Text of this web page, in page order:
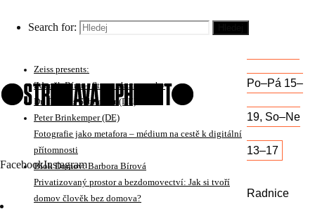
Search for:
FacebookInstagram
Po–Pá 15–
19, So–Ne
13–17
Radnice
On subjective interpretation of photography projects
Michal Kalhous
Zeiss presents:
Zdeněk Bína – Street photography
Dr. Thomas Schneider (DE)
Peter Brinkemper (DE)
Fotografie jako metafora – médium na cestě k digitální
přítomnosti
Blok Domov: Barbora Bírová
Privatizovaný prostor a bezdomovectví: Jak si tvoří
domov člověk bez domova?